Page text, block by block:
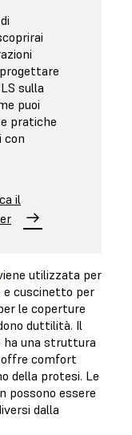
sulla
puoi
pratiche
con
il
utilizzata per
cuscinetto per
le coperture
duttilità. Il
una struttura
comfort
della protesi. Le
possono essere
dalla